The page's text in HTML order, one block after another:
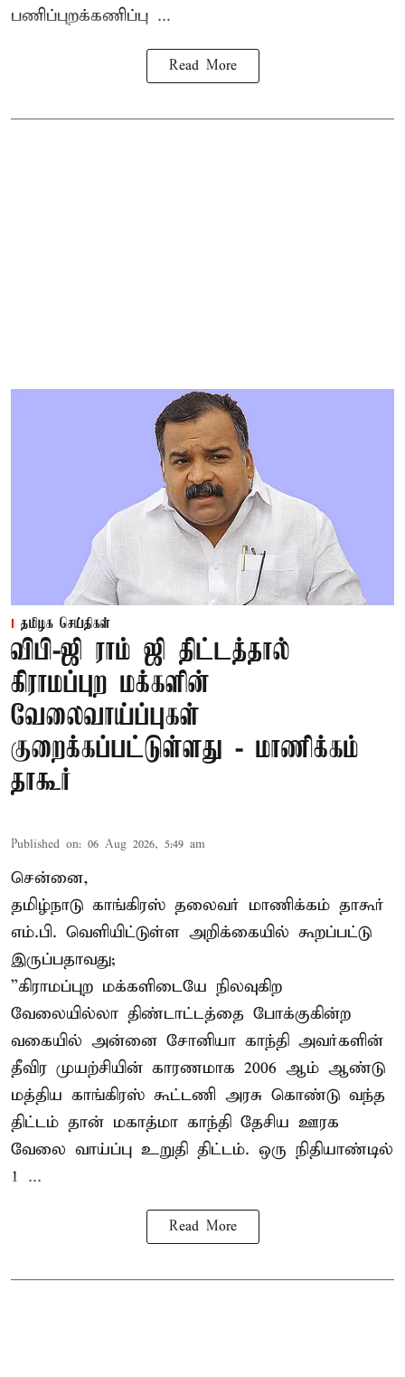
பணிப்புறக்கணிப்பு ...
Read More
தமிழக செய்திகள்
விபி-ஜி ராம் ஜி திட்டத்தால்
கிராமப்புற மக்களின்
வேலைவாய்ப்புகள்
குறைக்கப்பட்டுள்ளது - மாணிக்கம்
தாகூர்
Published on: 06 Aug 2026, 5:49 am
சென்னை,
தமிழ்நாடு காங்கிரஸ் தலைவர் மாணிக்கம் தாகூர்
எம்.பி. வெளியிட்டுள்ள அறிக்கையில் கூறப்பட்டு
இருப்பதாவது;
”கிராமப்புற மக்களிடையே நிலவுகிற
வேலையில்லா திண்டாட்டத்தை போக்குகின்ற
வகையில் அன்னை சோனியா காந்தி அவர்களின்
தீவிர முயற்சியின் காரணமாக 2006 ஆம் ஆண்டு
மத்திய காங்கிரஸ் கூட்டணி அரசு கொண்டு வந்த
திட்டம் தான் மகாத்மா காந்தி தேசிய ஊரக
வேலை வாய்ப்பு உறுதி திட்டம். ஒரு நிதியாண்டில்
1 ...
Read More